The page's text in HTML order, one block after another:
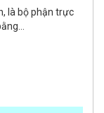
là bộ phận trực